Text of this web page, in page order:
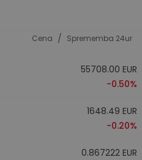
Cena / Sprememba 24ur
55708.00 EUR
-0.50%
1648.49 EUR
-0.20%
0.867222 EUR